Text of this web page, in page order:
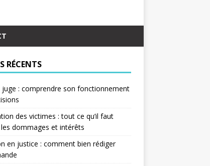
RÉCENTS
juge : comprendre son fonctionnement
des victimes : tout ce qu’il faut
dommages et intérêts
en justice : comment bien rédiger